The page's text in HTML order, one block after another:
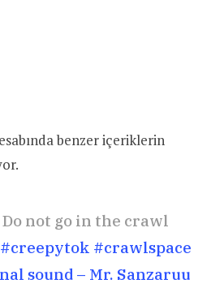
benzer içeriklerin
Do not go in the crawl
#creepytok #crawlspace
sound – Mr. Sanzaruu